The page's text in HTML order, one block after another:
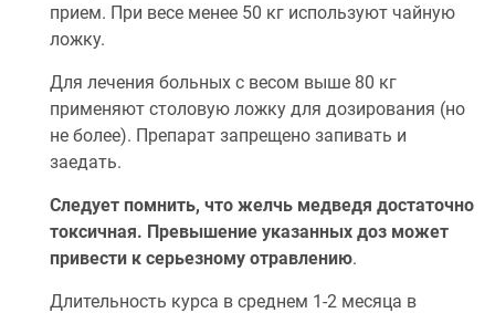
прием. При весе менее 50 кг используют чайную
ложку.
Для лечения больных с весом выше 80 кг
применяют столовую ложку для дозирования (но
не более). Препарат запрещено запивать и
заедать.
Следует помнить, что желчь медведя достаточно
токсичная. Превышение указанных доз может
привести к серьезному отравлению.
Длительность курса в среднем 1-2 месяца в